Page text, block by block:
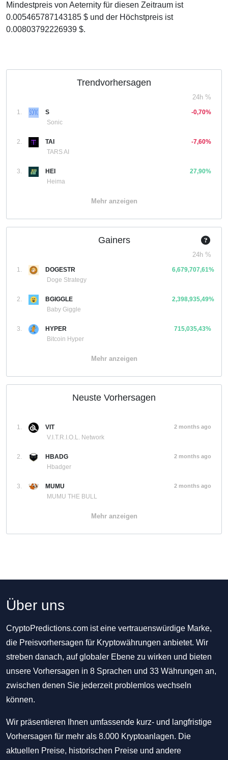
Mindestpreis von Aeternity für diesen Zeitraum ist
0.005465787143185 $ und der Höchstpreis ist
0.00803792226939 $.
Trendvorhersagen
24h %
1.
S
Sonic
-0,70%
2.
TAI
TARS AI
-7,60%
3.
HEI
Heima
27,90%
Mehr anzeigen
Gainers
24h %
1.
DOGESTR
Doge Strategy
6,679,707,61%
2.
BGIGGLE
Baby Giggle
2,398,935,49%
3.
HYPER
Bitcoin Hyper
715,035,43%
Mehr anzeigen
Neuste Vorhersagen
1.
VIT
V.I.T.R.I.O.L. Network
2 months ago
2.
HBADG
Hbadger
2 months ago
3.
MUMU
MUMU THE BULL
2 months ago
Mehr anzeigen
Über uns
CryptoPredictions.com ist eine vertrauenswürdige Marke,
die Preisvorhersagen für Kryptowährungen anbietet. Wir
streben danach, auf globaler Ebene zu wirken und bieten
unsere Vorhersagen in 8 Sprachen und 33 Währungen an,
zwischen denen Sie jederzeit problemlos wechseln
können.
Wir präsentieren Ihnen umfassende kurz- und langfristige
Vorhersagen für mehr als 8.000 Kryptoanlagen. Die
aktuellen Preise, historischen Preise und andere